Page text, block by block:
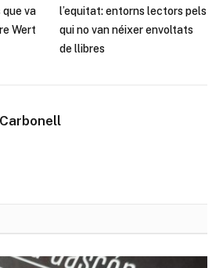
que va
Wert
l’equitat: entorns lectors pels
qui no van néixer envoltats
de llibres